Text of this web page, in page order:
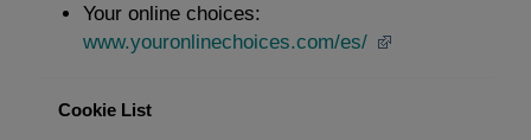
Your online choices:
www.youronlinechoices.com/es/
Cookie List